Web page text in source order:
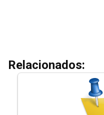
Relacionados: